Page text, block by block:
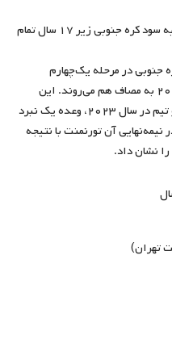
آخرین تقابل کامل دو تیم با نتیجه 1-0 به سود کره جنوبی زیر ۱۷ سال تمام
و کره جنوبی در مرحله یک‌چهارم
: ۲۰۲۶ به مصاف هم می‌روند. این
دیدار حساس با توجه به سابقه تقابل دو تیم در سال ۲۰۲۳، وعده یک نبرد
آن تورنمنت با نتیجه